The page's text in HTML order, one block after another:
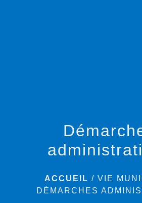
ACCUEIL / VIE
DÉMARCHES